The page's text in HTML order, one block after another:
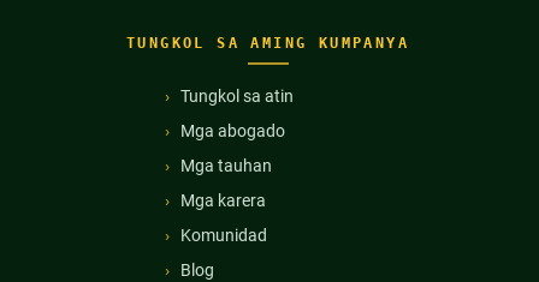
TUNGKOL SA AMING KUMPANYA
Tungkol sa atin
Mga abogado
Mga tauhan
Mga karera
Komunidad
Blog